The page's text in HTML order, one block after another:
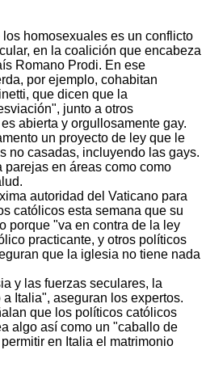
homosexuales es un conflicto
en la coalición que encabeza
Romano Prodi. En ese
por ejemplo, cohabitan
que dicen que la
junto a otros
abierta y orgullosamente gay.
un proyecto de ley que le
no casadas, incluyendo las gays.
parejas en áreas como como
autoridad del Vaticano para
católicos esta semana que su
porque "va en contra de la ley
practicante, y otros políticos
que la iglesia no tiene nada
y las fuerzas seculares, la
Italia", aseguran los expertos.
que los políticos católicos
algo así como un "caballo de
en Italia el matrimonio